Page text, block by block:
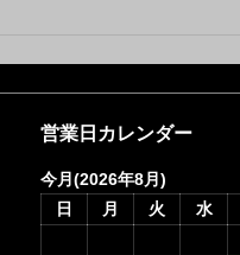
営業日カレンダー
今月(2026年8月)
日
月 火 水